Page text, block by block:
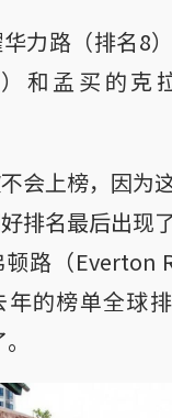
力路（排名8
和孟买的克
会上榜，因为
排名最后出现
路（Everton
年的榜单全球